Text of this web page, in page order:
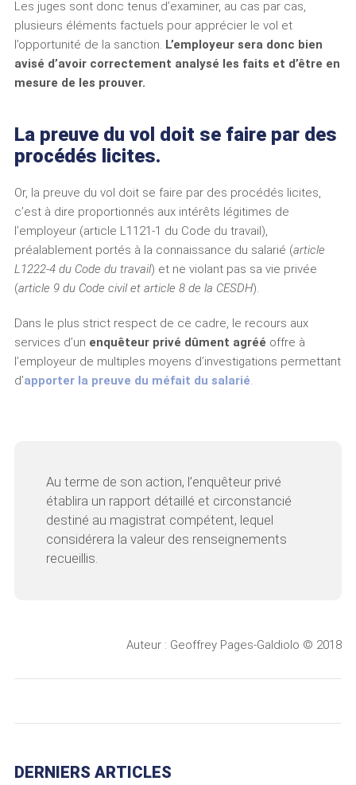
Les juges sont donc tenus d’examiner, au cas par cas,
plusieurs éléments factuels pour apprécier le vol et
l’opportunité de la sanction. L’employeur sera donc bien
avisé d’avoir correctement analysé les faits et d’être en
mesure de les prouver.
La preuve du vol doit se faire par des
procédés licites.
Or, la preuve du vol doit se faire par des procédés licites,
c’est à dire proportionnés aux intérêts légitimes de
l’employeur (article L1121-1 du Code du travail),
préalablement portés à la connaissance du salarié (article
L1222-4 du Code du travail) et ne violant pas sa vie privée
(article 9 du Code civil et article 8 de la CESDH).
Dans le plus strict respect de ce cadre, le recours aux
services d’un enquêteur privé dûment agréé offre à
l’employeur de multiples moyens d’investigations permettant
d’apporter la preuve du méfait du salarié.
Au terme de son action, l’enquêteur privé
établira un rapport détaillé et circonstancié
destiné au magistrat compétent, lequel
considérera la valeur des renseignements
recueillis.
Auteur : Geoffrey Pages-Galdiolo © 2018
DERNIERS ARTICLES